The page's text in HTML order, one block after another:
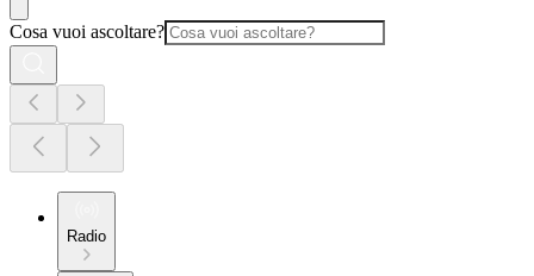
Cosa vuoi ascoltare?
Radio